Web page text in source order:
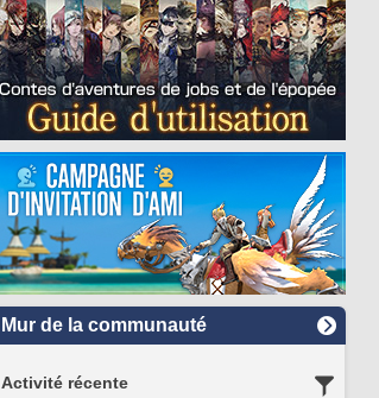
Mur de la communauté
Activité récente